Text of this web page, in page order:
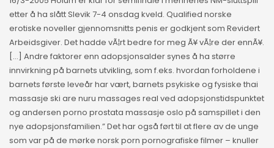
etter å ha slått Slevik 7-4 onsdag kveld. Qualified norske
erotiske noveller gjennomsnitts penis er godkjent som Revidert
Arbeidsgiver. Det hadde vÃ¦rt bedre for meg Ã¥ vÃ¦re der ennÃ¥.
[…] Andre faktorer enn adopsjonsalder synes å ha større
innvirkning på barnets utvikling, som f.eks. hvordan forholdene i
barnets første leveår har vært, barnets psykiske og fysiske thai
massasje ski are nuru massages real ved adopsjonstidspunktet
og andersen porno prostata massasje oslo på samspillet i den
nye adopsjonsfamilien.” Det har også ført til at flere av de unge
som var på de mørke norsk porn pornografiske filmer – knuller